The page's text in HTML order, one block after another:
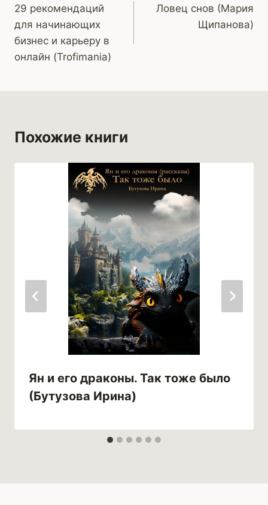
по
записям
29 рекомендаций
для начинающих
бизнес и карьеру в
онлайн (Trofimania)
Ловец снов (Мария
Щипанова)
Похожие книги
Ян и его драконы. Так тоже было
(Бутузова Ирина)